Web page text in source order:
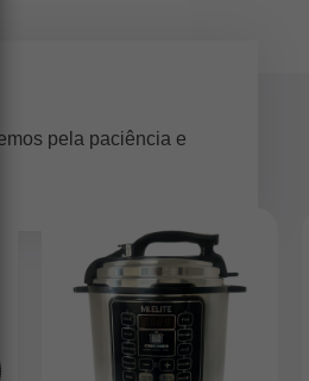
pela paciência e